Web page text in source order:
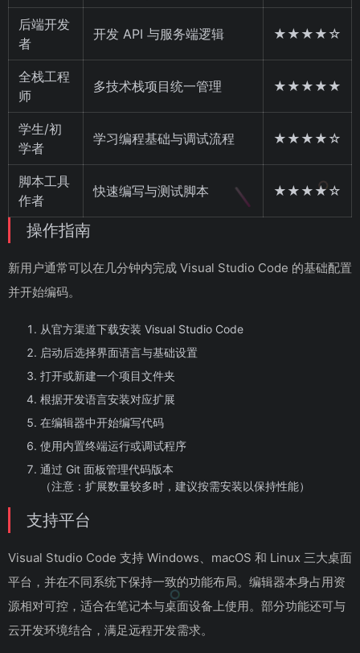
后端开发
者
开发 API 与服务端逻辑 ★★★★☆
全栈工程
师
多技术栈项目统一管理 ★★★★★
学生/初
学者
学习编程基础与调试流程 ★★★★☆
脚本工具
作者
快速编写与测试脚本 ★★★★☆
操作指南
新用户通常可以在几分钟内完成 Visual Studio Code 的基础配置
并开始编码。
从官方渠道下载安装 Visual Studio Code
启动后选择界面语言与基础设置
打开或新建一个项目文件夹
根据开发语言安装对应扩展
在编辑器中开始编写代码
使用内置终端运行或调试程序
通过 Git 面板管理代码版本
（注意：扩展数量较多时，建议按需安装以保持性能）
支持平台
Visual Studio Code 支持 Windows、macOS 和 Linux 三大桌面
平台，并在不同系统下保持一致的功能布局。编辑器本身占用资
源相对可控，适合在笔记本与桌面设备上使用。部分功能还可与
云开发环境结合，满足远程开发需求。